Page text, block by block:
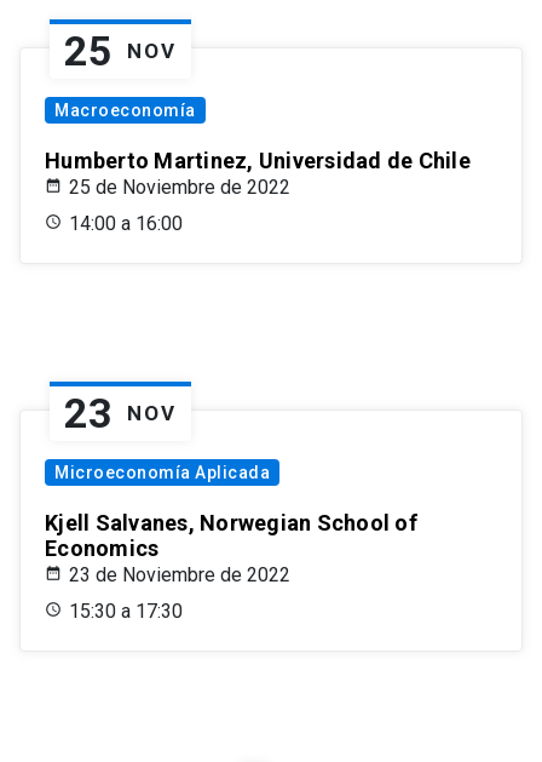
25 NOV
Macroeconomía
Humberto Martinez, Universidad de Chile
25 de Noviembre de 2022
14:00 a 16:00
23 NOV
Microeconomía Aplicada
Kjell Salvanes, Norwegian School of
Economics
23 de Noviembre de 2022
15:30 a 17:30